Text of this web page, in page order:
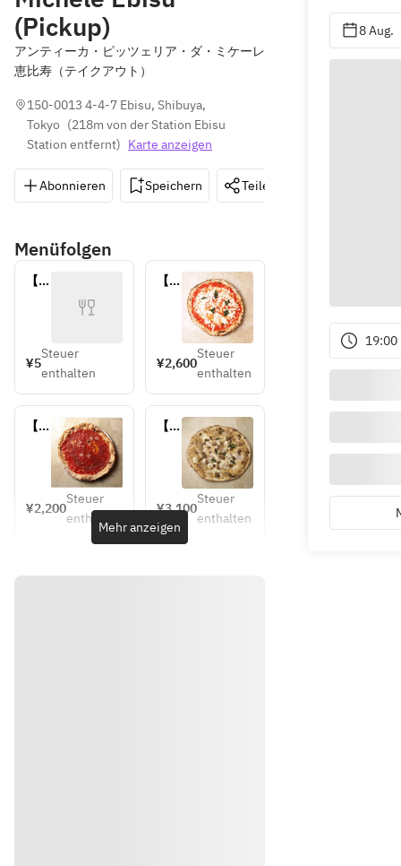
(Pickup)
アンティーカ・ピッツェリア・ダ・ミケーレ
恵比寿（テイクアウト）
150-0013 4-4-7 Ebisu, Shibuya,
Tokyo (218m von der Station Ebisu
Station entfernt) Karte anzeigen
Abonnieren Speichern Teilen
Menüfolgen
【テ
ビニ
ール
¥5
Steuer
enthalten
【テ
ゲリ
¥2,600
Steuer
enthalten
【テ
ナー
¥2,200
Steuer
enthalten
【テ
ノベ
ーゼ
¥3,100
Steuer
enthalten
Mehr anzeigen
8 Aug.
19:00